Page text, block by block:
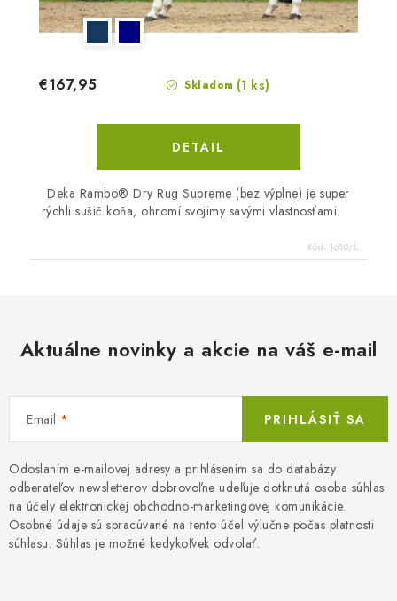
Skladom (1 ks)
€167,95
DETAIL
Deka Rambo® Dry Rug Supreme (bez výplne) je super
rýchli sušič koňa, ohromí svojimy savými vlastnosťami.
Kód: 1680/L
Aktuálne novinky a akcie na váš e-mail
Email
Odoslaním e-mailovej adresy a prihlásením sa do databázy
odberateľov newsletterov dobrovoľne udeľuje dotknutá osoba súhlas
na účely elektronickej obchodno-marketingovej komunikácie.
Osobné údaje sú spracúvané na tento účel výlučne počas platnosti
súhlasu. Súhlas je možné kedykoľvek odvolať.
PRIHLÁSIŤ SA